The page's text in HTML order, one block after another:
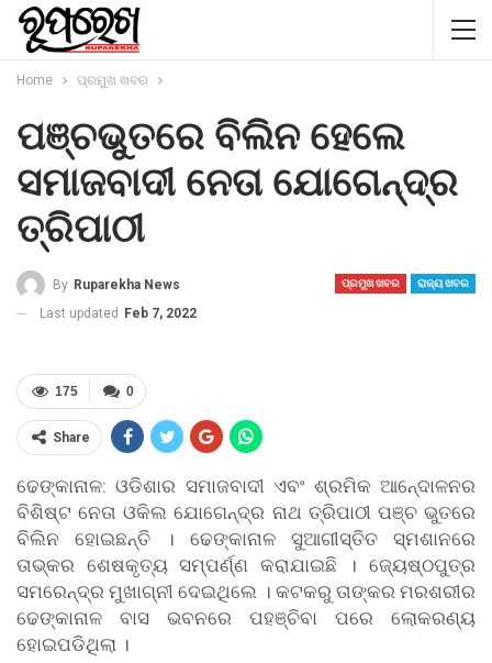
Home ପ୍ରମୁଖ ଖବର
ପଞ୍ଚଭୁତରେ ବିଲିନ ହେଲେ
ସମାଜବାଦୀ ନେତା ଯୋଗେନ୍ଦ୍ର
ତ୍ରିପାଠୀ
ପ୍ରମୁଖ ଖବର ରାଜ୍ୟ ଖବର
By Ruparekha News
Last updated Feb 7, 2022
0
175
Share
ଢେଙ୍କାନାଳ: ଓଡିଶାର ସମାଜବାଦୀ ଏବଂ ଶ୍ରମିକ ଆନେ୍ଦାଳନର
ବିଶିଷ୍ଟ ନେତା ଓକିଲ ଯୋଗେନ୍ଦ୍ର ନାଥ ତ୍ରିପାଠୀ ପଞ୍ଚ ଭୁତରେ
ବିଲିନ ହୋଇଛନ୍ତି । ଢେଙ୍କାନାଳ ସୁଆଗୀସ୍ତିତ ସ୍ମଶାନରେ
ତାଭ୍କର ଶେଷକୃତ୍ୟ ସମ୍ପର୍ଣ୍ଣ କରାଯାଇଛି । ଜ୍ୟେଷ୍ଠପୁତ୍ର
ସମରେନ୍ଦ୍ର ମୁଖାଗ୍ନୀ ଦେଇଥିଲେ । କଟକରୁ ତାଙ୍କର ମରଶରୀର
ଢେଙ୍କାନାଳ ବାସ ଭବନରେ ପହଞ୍ଚିବା ପରେ ଲୋକରଣ୍ୟ
ହୋଇପଡିଥିଲା ।